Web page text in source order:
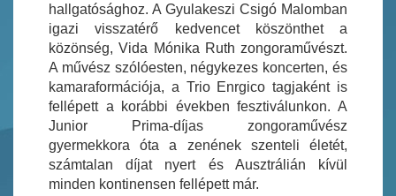
hallgatósághoz. A Gyulakeszi Csigó Malomban
igazi visszatérő kedvencet köszönthet a
közönség, Vida Mónika Ruth zongoraművészt.
A művész szólóesten, négykezes koncerten, és
kamaraformációja, a Trio Enrgico tagjaként is
fellépett a korábbi években fesztiválunkon. A
Junior Prima-díjas zongoraművész
gyermekkora óta a zenének szenteli életét,
számtalan díjat nyert és Ausztrálián kívül
minden kontinensen fellépett már.